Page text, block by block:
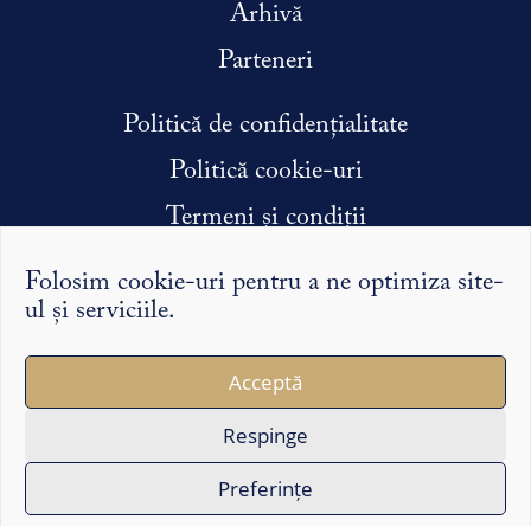
Folosim cookie-uri pentru a ne optimiza site-
ul și serviciile.
Acceptă
Respinge
Preferințe
Arhivă
Parteneri
Politică de confidențialitate
Politică cookie-uri
Termeni și condiții
Condiții efectuare stagiu de practică
Argumentele și punctele de vedere exprimate pe Syntopic
îi reprezintă exclusiv pe autorii lor și nu reflectă în mod
necesar opinia redacției sau a partenerilor noștri.
Copyright ©2026 Syntopic